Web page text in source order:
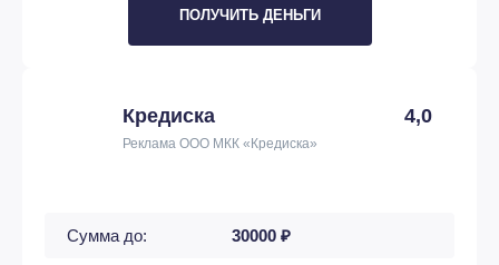
ПОЛУЧИТЬ ДЕНЬГИ
Кредиска 4,0
Реклама ООО МКК «Кредиска»
Сумма до: 30000 ₽